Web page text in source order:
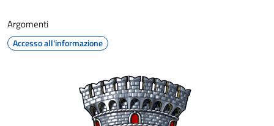
Argomenti
Accesso all'informazione